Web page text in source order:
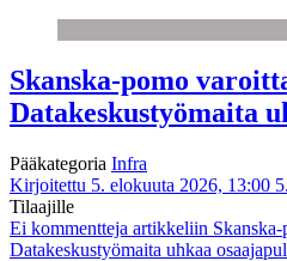
Skanska-pomo
Datakeskustyömaita
Pääkategoria Infra
Kirjoitettu 5. elokuuta 2026, 13:00
Tilaajille
Ei kommentteja artikkeliin Skanska-
Datakeskustyömaita uhkaa